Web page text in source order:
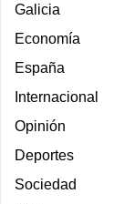
Galicia
Economía
España
Internacional
Opinión
Deportes
Sociedad